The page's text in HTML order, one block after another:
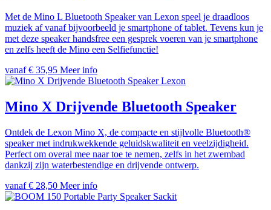
Met de Mino L Bluetooth Speaker van Lexon speel je draadloos
muziek af vanaf bijvoorbeeld je smartphone of tablet. Tevens kun je
met deze speaker handsfree een gesprek voeren van je smartphone
en zelfs heeft de Mino een Selfiefunctie!
vanaf € 35,95 Meer info
Lexon
Mino X Drijvende Bluetooth Speaker
Ontdek de Lexon Mino X, de compacte en stijlvolle Bluetooth®
speaker met indrukwekkende geluidskwaliteit en veelzijdigheid.
Perfect om overal mee naar toe te nemen, zelfs in het zwembad
dankzij zijn waterbestendige en drijvende ontwerp.
vanaf € 28,50 Meer info
Sackit